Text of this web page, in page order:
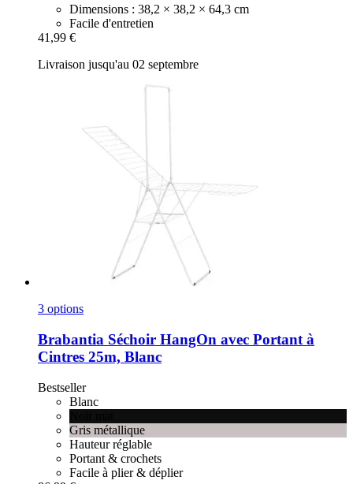
Dimensions : 38,2 × 38,2 × 64,3 cm
Facile d'entretien
41,99 €
Livraison jusqu'au 02 septembre
3 options
Brabantia Séchoir HangOn avec Portant à
Cintres 25m, Blanc
Bestseller
Blanc
Gris métallique
Hauteur réglable
Portant & crochets
Facile à plier & déplier